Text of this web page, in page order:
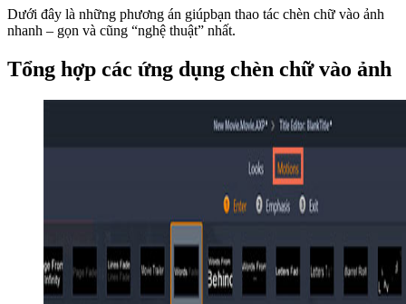
Dưới đây là những phương án giúpbạn thao tác chèn chữ vào ảnh
nhanh – gọn và cũng “nghệ thuật” nhất.
Tổng hợp các ứng dụng chèn chữ vào ảnh